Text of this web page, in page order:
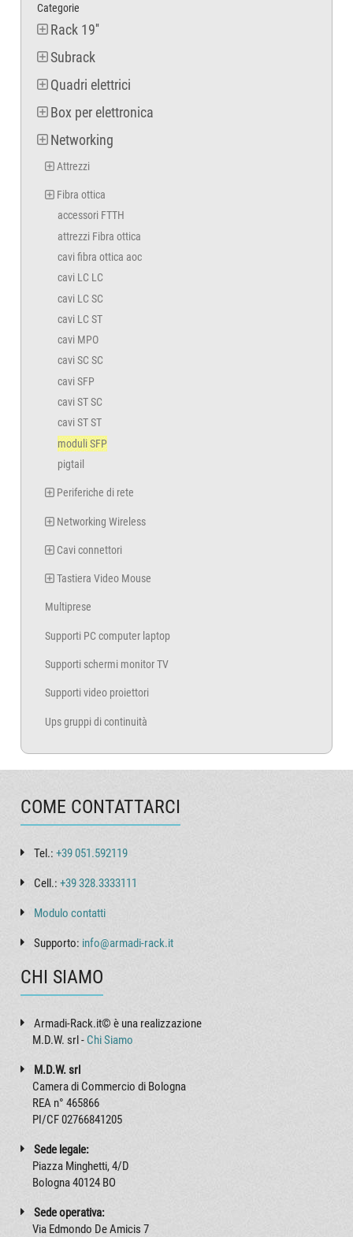
Categorie
Rack 19''
Subrack
Quadri elettrici
Box per elettronica
Networking
Attrezzi
Fibra ottica
accessori FTTH
attrezzi Fibra ottica
cavi fibra ottica aoc
cavi LC LC
cavi LC SC
cavi LC ST
cavi MPO
cavi SC SC
cavi SFP
cavi ST SC
cavi ST ST
moduli SFP
pigtail
Periferiche di rete
Networking Wireless
Cavi connettori
Tastiera Video Mouse
Multiprese
Supporti PC computer laptop
Supporti schermi monitor TV
Supporti video proiettori
Ups gruppi di continuità
COME CONTATTARCI
Tel.:+39 051.592119
Cell.:+39 328.3333111
Modulo contatti
Supporto: info@armadi-rack.it
CHI SIAMO
Armadi-Rack.it© è una realizzazione
M.D.W. srl - Chi Siamo
M.D.W. srl
Camera di Commercio di Bologna
REA n° 465866
PI/CF 02766841205
Sede legale:
Piazza Minghetti, 4/D
Bologna 40124 BO
Sede operativa:
Via Edmondo De Amicis 7